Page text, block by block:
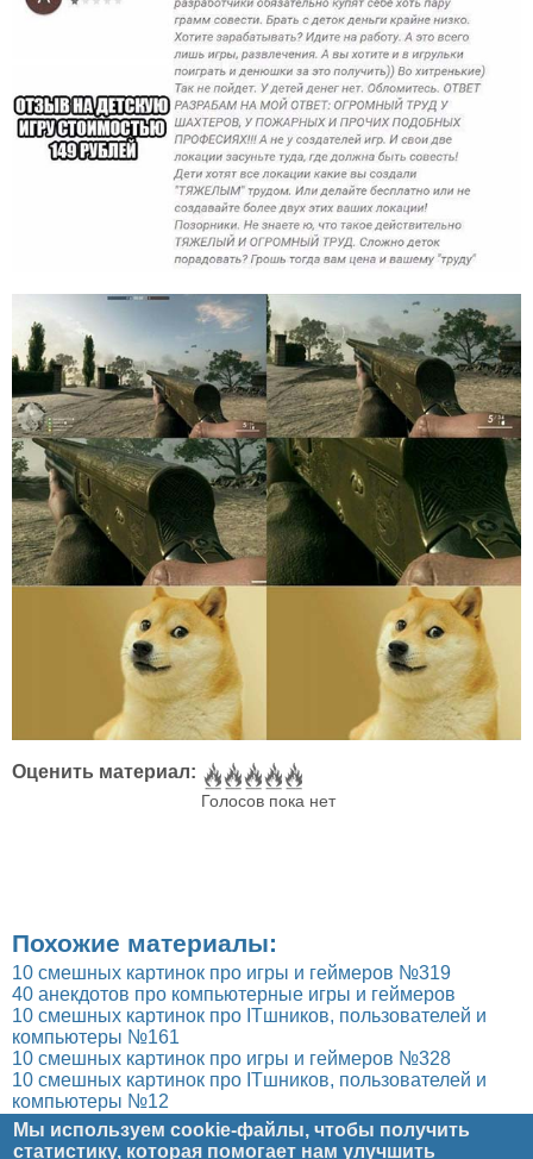
Оценить материал:
Голосов пока нет
Похожие материалы:
10 смешных картинок про игры и геймеров №319
40 анекдотов про компьютерные игры и геймеров
10 смешных картинок про ITшников, пользователей и
компьютеры №161
10 смешных картинок про игры и геймеров №328
10 смешных картинок про ITшников, пользователей и
компьютеры №12
Мы используем cookie-файлы, чтобы получить
статистику, которая помогает нам улучшить